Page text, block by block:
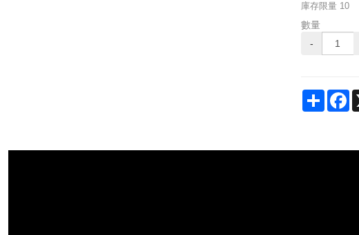
庫存限量 10
數量
-
Share